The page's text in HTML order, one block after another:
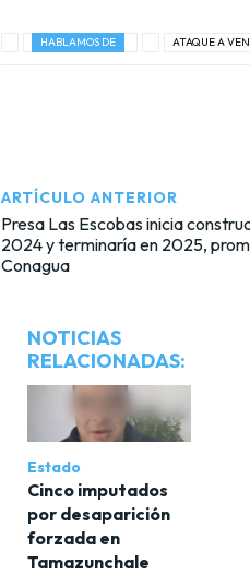
HABLAMOS DE ATAQUE A
ARTÍCULO ANTERIOR
Presa Las Escobas inicia
2024 y terminaría en 2025,
Conagua
NOTICIAS
RELACIONADAS:
Estado
Cinco imputados
por desaparición
forzada en
Tamazunchale